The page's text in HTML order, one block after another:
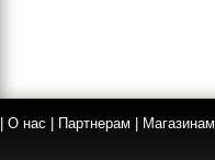
О нас Партнерам Магазинам